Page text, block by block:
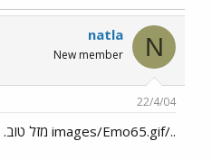
N
natla
New member
22/4/04
../images/Emo65.gif מזל טוב. ../images/Emo77.gif